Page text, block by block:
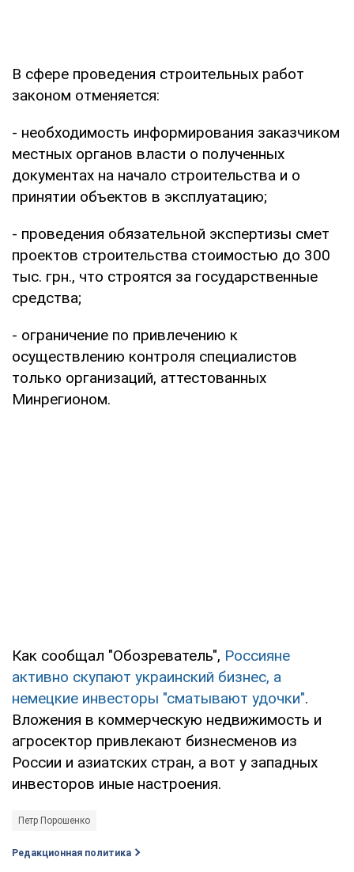
В сфере проведения строительных работ
законом отменяется:
- необходимость информирования заказчиком
местных органов власти о полученных
документах на начало строительства и о
принятии объектов в эксплуатацию;
- проведения обязательной экспертизы смет
проектов строительства стоимостью до 300
тыс. грн., что строятся за государственные
средства;
- ограничение по привлечению к
осуществлению контроля специалистов
только организаций, аттестованных
Минрегионом.
Как сообщал "Обозреватель", Россияне
активно скупают украинский бизнес, а
немецкие инвесторы "сматывают удочки".
Вложения в коммерческую недвижимость и
агросектор привлекают бизнесменов из
России и азиатских стран, а вот у западных
инвесторов иные настроения.
Петр Порошенко
Редакционная политика